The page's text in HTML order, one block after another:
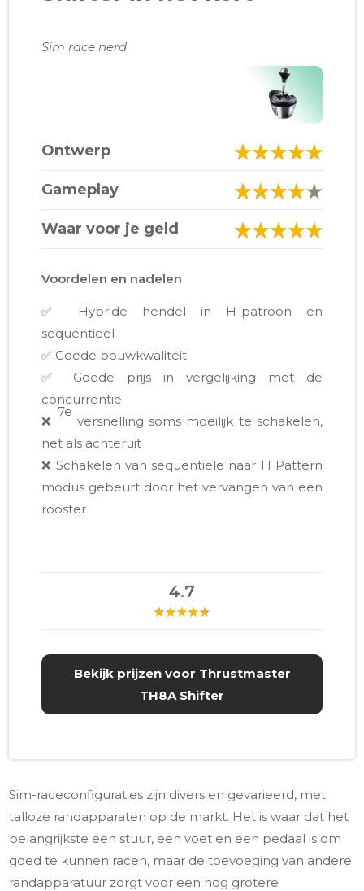
Sim race nerd
Ontwerp
Gameplay
Waar voor je geld
Voordelen en nadelen
✅ Hybride hendel in H-patroon en
sequentieel
✅ Goede bouwkwaliteit
✅ Goede prijs in vergelijking met de
concurrentie
❌
7e
versnelling soms moeilijk te schakelen,
net als achteruit
❌ Schakelen van sequentiële naar H Pattern
modus gebeurt door het vervangen van een
rooster
4.7
Bekijk prijzen voor Thrustmaster
TH8A Shifter
Sim-raceconfiguraties zijn divers en gevarieerd, met
talloze randapparaten op de markt. Het is waar dat het
belangrijkste een stuur, een voet en een pedaal is om
goed te kunnen racen, maar de toevoeging van andere
randapparatuur zorgt voor een nog grotere